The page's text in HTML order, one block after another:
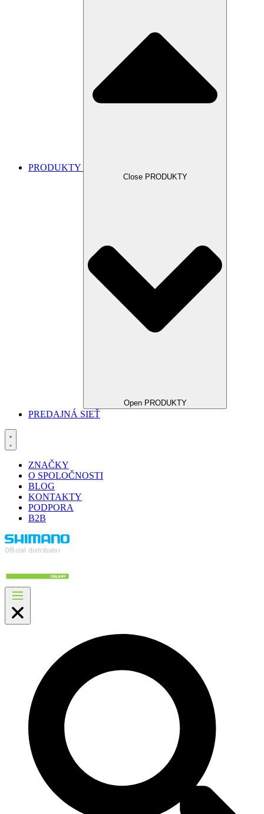
PRODUKTY
Close PRODUKTY
Open PRODUKTY
PREDAJNÁ SIEŤ
ZNAČKY
O SPOLOČNOSTI
BLOG
KONTAKTY
PODPORA
B2B
Official distributor